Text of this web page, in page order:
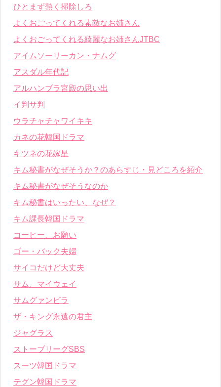
ひとまず熱く掃除しろ
よくおごってくれる素敵なお姉さん
よくおごってくれる綺麗なお姉さんJTBC
アイムソーリーカン・ナムグ
アスダル年代記
アルハンブラ宮殿の思い出
イ判サ判
ウラチャチャワイキキ
カネの花韓国ドラマ
キツネの花嫁星
キム秘書がなぜそうか？のあらすじ・見どころを紹介
キム秘書がなぜそうなのか
キム秘書はいったい、なぜ？
キム課長韓国ドラマ
コーヒー、お願い
ゴー・バック夫婦
サイコだけど大丈夫
サム、マイウェイ
サムグァンビラ
ザ・キング永遠の君主
ジャグラス
ストーブリーグSBS
スーツ韓国ドラマ
テグン韓国ドラマ